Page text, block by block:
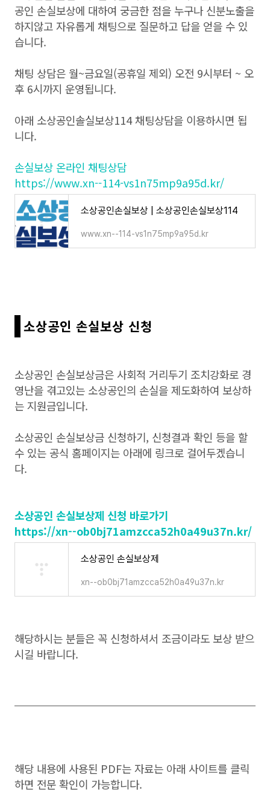
공인 손실보상에 대하여 궁금한 점을 누구나 신분노출을
하지않고 자유롭게 채팅으로 질문하고 답을 얻을 수 있
습니다.
채팅 상담은 월~금요일(공휴일 제외) 오전 9시부터 ~ 오
후 6시까지 운영됩니다.
아래 소상공인솔실보상114 채팅상담을 이용하시면 됩
니다.
손실보상 온라인 채팅상담
https://www.xn--114-vs1n75mp9a95d.kr/
소상공인손실보상 | 소상공인손실보상114
www.xn--114-vs1n75mp9a95d.kr
소상공인 손실보상 신청
소상공인 손실보상금은 사회적 거리두기 조치강화로 경
영난을 겪고있는 소상공인의 손실을 제도화하여 보상하
는 지원금입니다.
소상공인 손실보상금 신청하기, 신청결과 확인 등을 할
수 있는 공식 홈페이지는 아래에 링크로 걸어두겠습니
다.
소상공인 손실보상제 신청 바로가기
https://xn--ob0bj71amzcca52h0a49u37n.kr/
소상공인 손실보상제
xn--ob0bj71amzcca52h0a49u37n.kr
해당하시는 분들은 꼭 신청하셔서 조금이라도 보상 받으
시길 바랍니다.
해당 내용에 사용된 PDF는 자료는 아래 사이트를 클릭
하면 전문 확인이 가능합니다.